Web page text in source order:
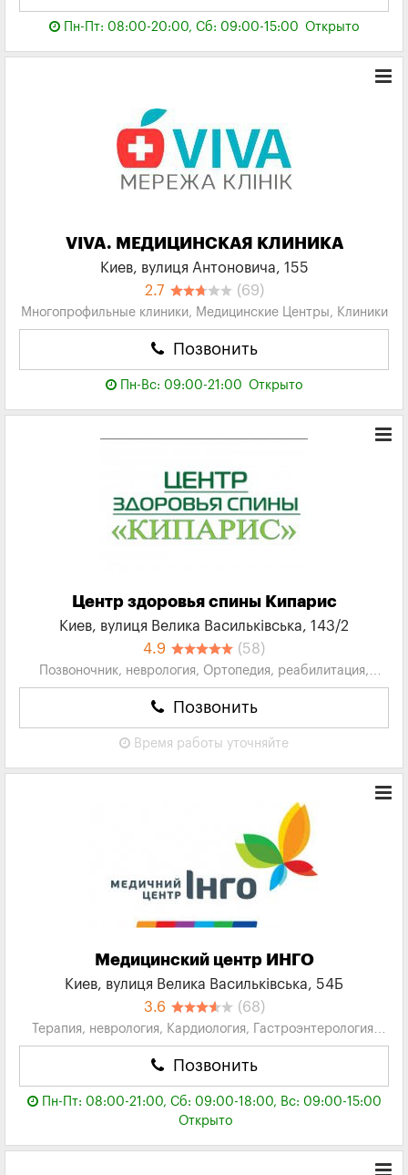
Пн-Пт: 08:00-20:00, Сб: 09:00-15:00 Открыто
VIVA. МЕДИЦИНСКАЯ КЛИНИКА
Киев, вулиця Антоновича, 155
2.7
(69)
Многопрофильные клиники, Медицинские Центры, Клиники
Позвонить
Пн-Вс: 09:00-21:00 Открыто
Центр здоровья спины Кипарис
Киев, вулиця Велика Васильківська, 143/2
4.9
(58)
Позвоночник, неврология, Ортопедия, реабилитация,
Травматология...
Позвонить
Время работы уточняйте
Медицинский центр ИНГО
Киев, вулиця Велика Васильківська, 54Б
3.6
(68)
Терапия, неврология, Кардиология, Гастроэнтерология,
Аллергология...
Позвонить
Пн-Пт: 08:00-21:00, Сб: 09:00-18:00, Вс: 09:00-15:00
Открыто